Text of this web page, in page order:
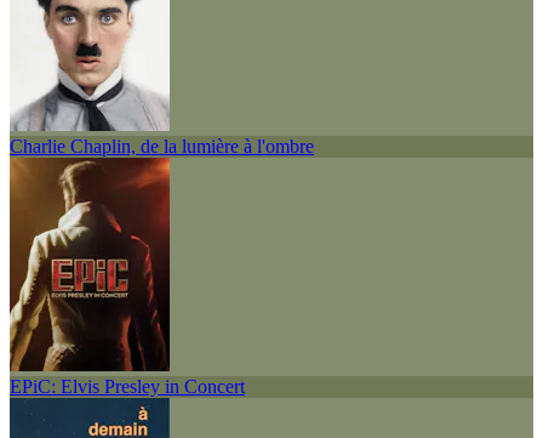
Charlie Chaplin, de la lumière à l'ombre
EPiC: Elvis Presley in Concert